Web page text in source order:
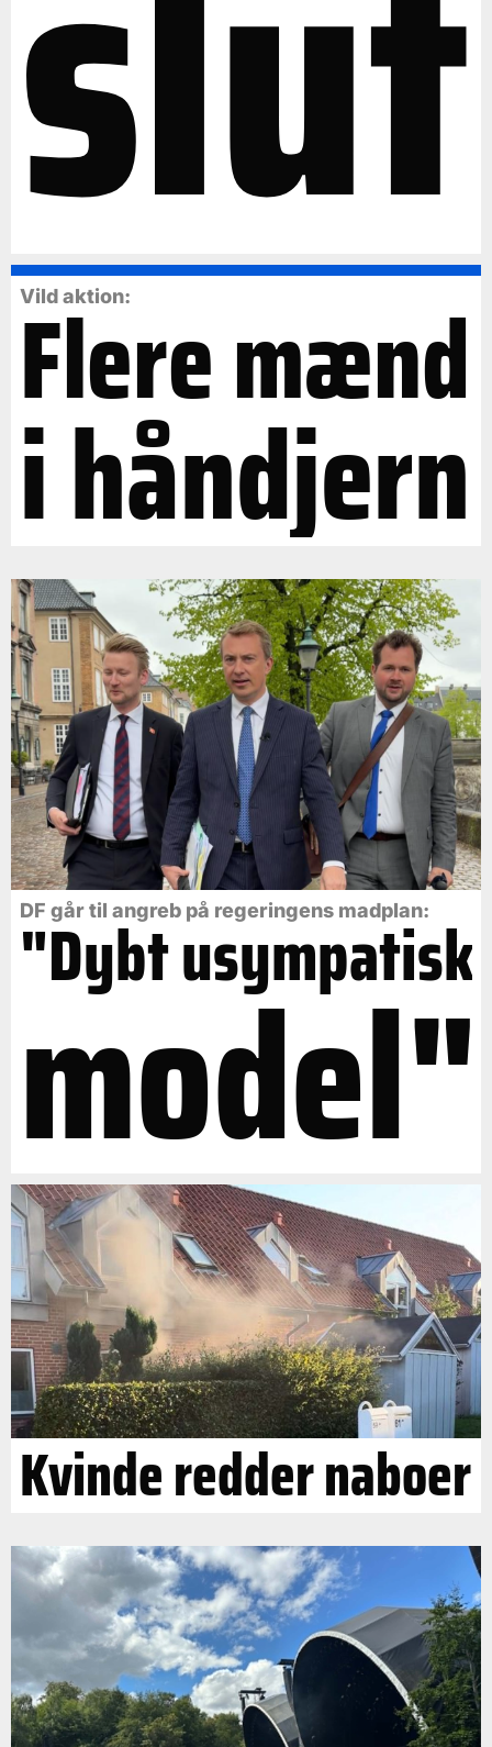
Vild aktion:
Flere mænd
i håndjern
DF går til angreb på regeringens madplan:
"Dybt usympatisk
model"
Kvinde redder naboer